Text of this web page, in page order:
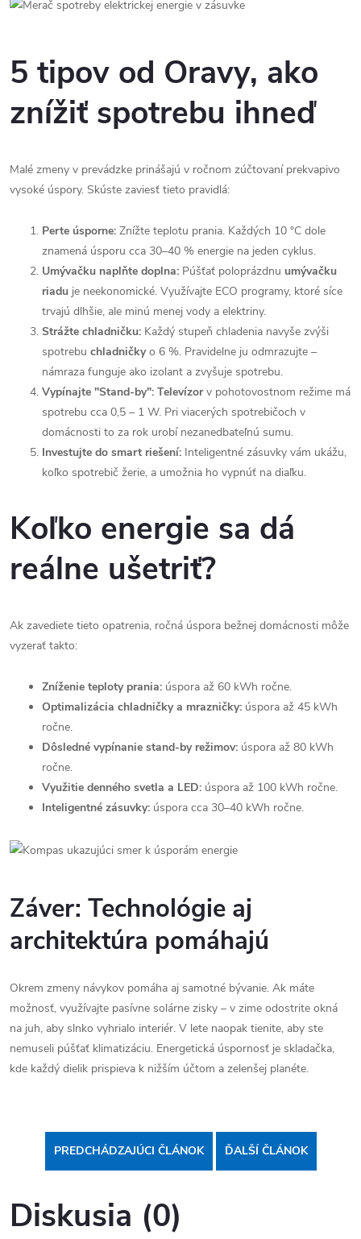
5 tipov od Oravy, ako
znížiť spotrebu ihneď
Malé zmeny v prevádzke prinášajú v ročnom zúčtovaní prekvapivo
vysoké úspory. Skúste zaviesť tieto pravidlá:
Perte úsporne: Znížte teplotu prania. Každých 10 °C dole
znamená úsporu cca 30–40 % energie na jeden cyklus.
Umývačku naplňte doplna: Púšťať poloprázdnu umývačku
riadu je neekonomické. Využívajte ECO programy, ktoré síce
trvajú dlhšie, ale minú menej vody a elektriny.
Strážte chladničku: Každý stupeň chladenia navyše zvýši
spotrebu chladničkyo 6 %. Pravidelne ju odmrazujte –
námraza funguje ako izolant a zvyšuje spotrebu.
Vypínajte "Stand-by": Televízorv pohotovostnom režime má
spotrebu cca 0,5 – 1 W. Pri viacerých spotrebičoch v
domácnosti to za rok urobí nezanedbateľnú sumu.
Investujte do smart riešení: Inteligentné zásuvky vám ukážu,
koľko spotrebič žerie, a umožnia ho vypnúť na diaľku.
Koľko energie sa dá
reálne ušetriť?
Ak zavediete tieto opatrenia, ročná úspora bežnej domácnosti môže
vyzerať takto:
Zníženie teploty prania: úspora až 60 kWh ročne.
Optimalizácia chladničky a mrazničky: úspora až 45 kWh
ročne.
Dôsledné vypínanie stand-by režimov: úspora až 80 kWh
ročne.
Využitie denného svetla a LED: úspora až 100 kWh ročne.
Inteligentné zásuvky: úspora cca 30–40 kWh ročne.
Záver: Technológie aj
architektúra pomáhajú
Okrem zmeny návykov pomáha aj samotné bývanie. Ak máte
možnosť, využívajte pasívne solárne zisky – v zime odostrite okná
na juh, aby slnko vyhrialo interiér. V lete naopak tienite, aby ste
nemuseli púšťať klimatizáciu. Energetická úspornosť je skladačka,
kde každý dielik prispieva k nižším účtom a zelenšej planéte.
PREDCHÁDZAJÚCI ČLÁNOK ĎALŠÍ ČLÁNOK
Diskusia (0)